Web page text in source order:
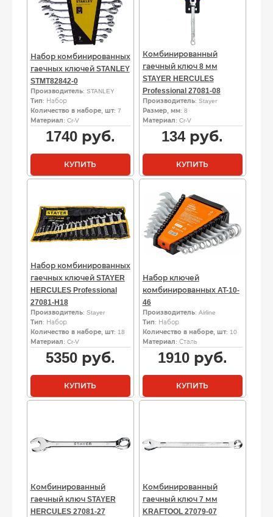
Набор комбинированных
гаечных ключей STANLEY
STMT82842-0
Производитель: STANLEY
Тип: Набор
Количество в наборе, шт: 7
Материал: Cr-V
1740руб.
КУПИТЬ
Комбинированный
гаечный ключ 8 мм
STAYER HERCULES
Professional 27081-08
Производитель: Stayer
Размер, мм: 8
Материал: Cr-V
134руб.
КУПИТЬ
Набор комбинированных
гаечных ключей STAYER
HERCULES Professional
27081-H18
Производитель: Stayer
Тип: Набор
Количество в наборе, шт: 18
Материал: Cr-V
5350руб.
КУПИТЬ
Набор ключей
комбинированных AT-10-
46
Производитель: Airline
Тип: Набор
Количество в наборе, шт: 10
Материал: Сталь
1910руб.
КУПИТЬ
Комбинированный
гаечный ключ STAYER
HERCULES 27081-27
Комбинированный
гаечный ключ 7 мм
KRAFTOOL 27079-07